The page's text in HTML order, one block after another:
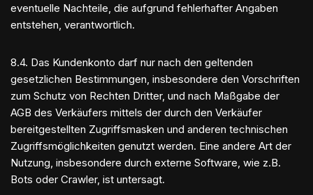
eventuelle Nachteile, die aufgrund fehlerhafter Angaben
entstehen, verantwortlich.
8.4. Das Kundenkonto darf nur nach den geltenden
gesetzlichen Bestimmungen, insbesondere den Vorschriften
zum Schutz von Rechten Dritter, und nach Maßgabe der
AGB des Verkäufers mittels der durch den Verkäufer
bereitgestellten Zugriffsmasken und anderen technischen
Zugriffsmöglichkeiten genutzt werden. Eine andere Art der
Nutzung, insbesondere durch externe Software, wie z.B.
Bots oder Crawler, ist untersagt.